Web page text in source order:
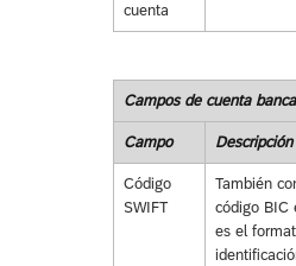
cuenta
Campos de cuenta
Campo Descripción
Código
SWIFT
También
código BIC
es el